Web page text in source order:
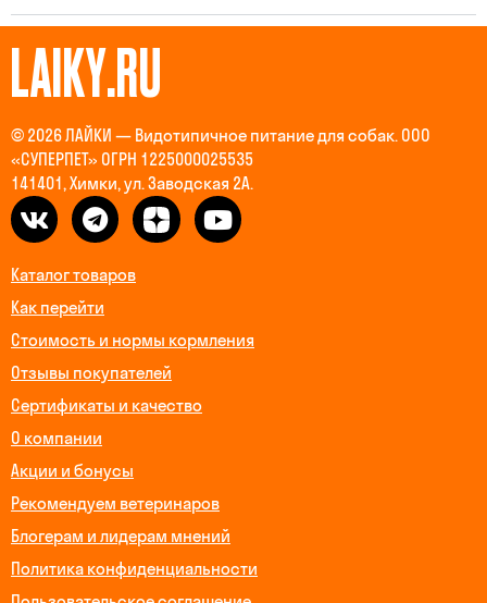
LAIKY.RU
© 2026 ЛАЙКИ — Видотипичное питание для собак. ООО
«СУПЕРПЕТ» ОГРН 1225000025535
141401, Химки, ул. Заводская 2А.
Каталог товаров
Как перейти
Стоимость и нормы кормления
Отзывы покупателей
Сертификаты и качество
О компании
Акции и бонусы
Рекомендуем ветеринаров
Блогерам и лидерам мнений
Политика конфиденциальности